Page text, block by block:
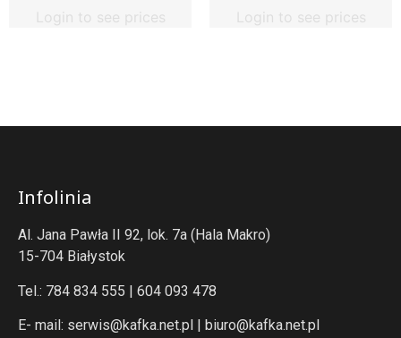
Login to see prices Login to see prices
Infolinia
Al. Jana Pawła II 92, lok. 7a (Hala Makro)
15-704 Białystok
Tel.: 784 834 555 | 604 093 478
E- mail: serwis@kafka.net.pl biuro@kafka.net.pl